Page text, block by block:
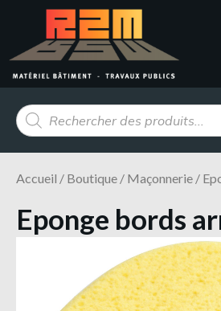
Accueil / Boutique / Maçonnerie /
Eponge bords
Panneau de gestion des cookies